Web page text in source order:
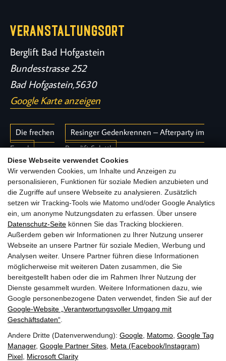
Diese Webseite verwendet Cookies
Wir verwenden Cookies, um Inhalte und Anzeigen zu
personalisieren, Funktionen für soziale Medien anzubieten und
die Zugriffe auf unsere Webseite zu analysieren. Zusätzlich
setzen wir Tracking-Tools wie Matomo und/oder Google Analytics
ein, um anonyme Nutzungsdaten zu erfassen. Über unsere
Datenschutz-Seite können Sie das Tracking blockieren.
Außerdem geben wir Informationen zu Ihrer Nutzung unserer
Webseite an unsere Partner für soziale Medien, Werbung und
Analysen weiter. Unsere Partner führen diese Informationen
möglicherweise mit weiteren Daten zusammen, die Sie
bereitgestellt haben oder die im Rahmen Ihrer Nutzung der
Dienste gesammelt wurden. Weitere Informationen dazu, wie
Google personenbezogene Daten verwendet, finden Sie auf der
Google‑Website „Verantwortungsvoller Umgang mit
Geschäftsdaten“
Andere Dritte (Datenverwendung): Google Matomo Google Tag
Manager, Google Partner Sites Meta (Facebook/Instagram)
Pixel Microsoft Clarity
VERANSTALTUNGSORT
Berglift Bad Hofgastein
Bundesstrasse 252
Bad Hofgastein,5630
Google Karte anzeigen
Die frechen
Engel
Resinger Gedenkrennen – Afterparty im
Berglift Salettl
Home Veranstaltungen Franky Leitner
Gasthof BERGLIFT GmbH | Bundesstraße 252 | A-5630
T: +43 6432 6219
E: info@berglift.com